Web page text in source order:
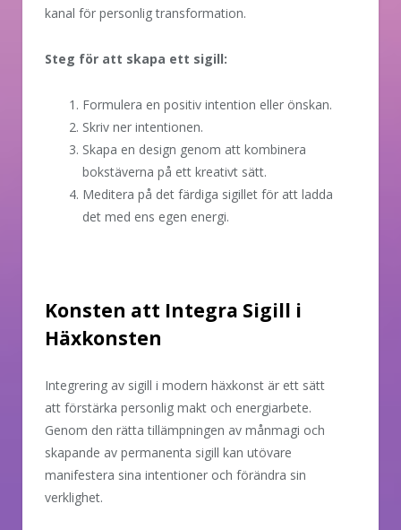
kanal för personlig transformation.
Steg för att skapa ett sigill:
Formulera en positiv intention eller önskan.
Skriv ner intentionen.
Skapa en design genom att kombinera
bokstäverna på ett kreativt sätt.
Meditera på det färdiga sigillet för att ladda
det med ens egen energi.
Konsten att Integra Sigill i
Häxkonsten
Integrering av sigill i modern häxkonst är ett sätt
att förstärka personlig makt och energiarbete.
Genom den rätta tillämpningen av månmagi och
skapande av permanenta sigill kan utövare
manifestera sina intentioner och förändra sin
verklighet.